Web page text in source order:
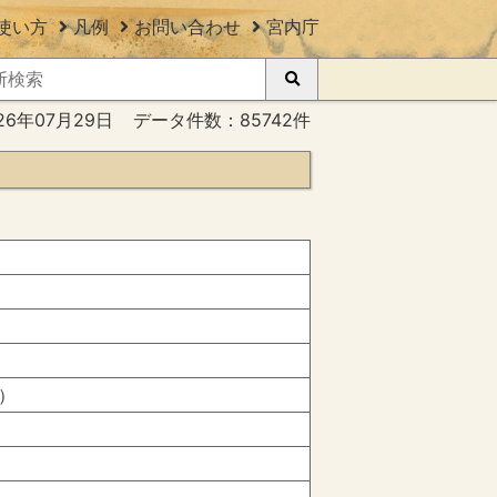
い方 凡例 お問い合わせ 宮内庁
年07月29日 データ件数：85742件